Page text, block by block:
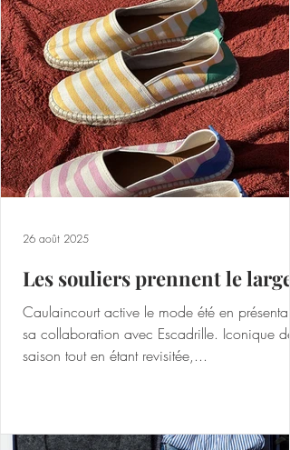
Les souliers prennent le large
Caulaincourt active le mode été en présentant
sa collaboration avec Escadrille. Iconique de
saison tout en étant revisitée,...
26 août 2025